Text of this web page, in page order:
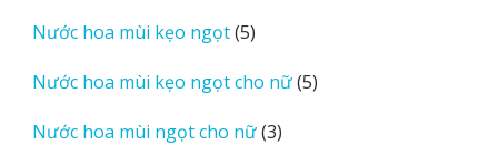
Nước hoa mùi kẹo ngọt 55
phẩm
Nước hoa mùi kẹo ngọt cho nữ 55
Nước hoa mùi ngọt cho nữ 33